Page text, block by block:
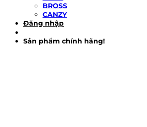
BROSS
CANZY
Đăng nhập
Sản phẩm chính hãng!